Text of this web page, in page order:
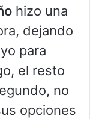
hizo una
dejando
para
el resto
no
opciones